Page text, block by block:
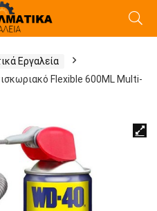
Εργαλεία
Flexible 600ML Multi-